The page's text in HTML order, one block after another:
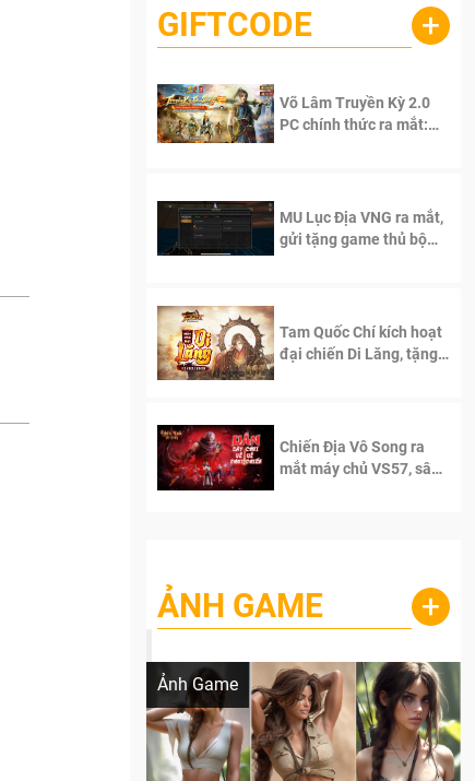
GIFTCODE +
Võ Lâm Truyền Kỳ 2.0
PC chính thức ra mắt:
MU Lục Địa VNG ra mắt,
gửi tặng game thủ bộ
Tam Quốc Chí kích hoạt
đại chiến Di Lăng, tặng
Chiến Địa Vô Song ra
mắt máy chủ VS57, sân
ẢNH GAME +
Ảnh Game
Lala Croft vừa nóng vừa xinh dưới nét vẽ